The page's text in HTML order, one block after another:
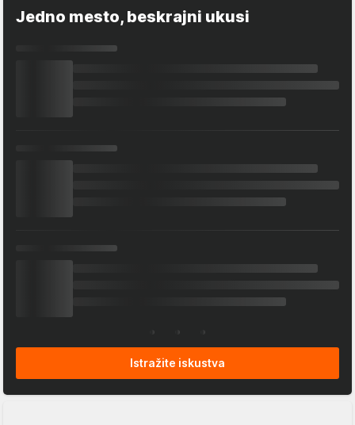
Jedno mesto, beskrajni ukusi
Istražite iskustva